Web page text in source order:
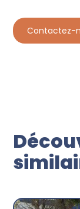
Contactez-